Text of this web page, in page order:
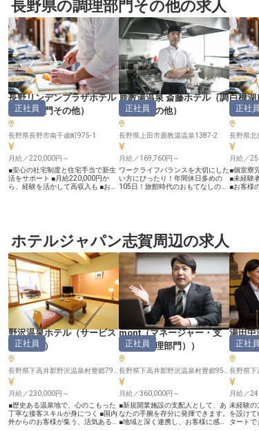
長野県の調理部門その他の求人
長野リンデンプラザホテル
（調理部門その他）
正社員
長野県長野市南千歳町975-1
月給／220,000円～
■安心の社宅制度と住宅手当で新生
活をサポート ■月給220,000円か
ら、経験を活かして高収入も ■お客
まりと終わりを彩るお料理をお届け
するお仕事です。朝食や夜食の仕込
みから調理まで、一つひとつの工程
に心を込め、お客様が笑顔になる瞬
間を想像しながら腕を振るっていた
だきます。 あなたの生み出す温か
い料理が、お客様にとって忘れられ
ない思い出となるよう、私たちと一
緒におもてなしの心で最高の食体験
を創造していきましょう。 ーー
【あなたの経験と情熱が輝く、成長
できる職場】 これまでの調理経験
を存分に活かし、さらに新しい料理
の企画にも挑戦できる環境です。チ
ームワークを大切にし、互いに協力
し合いながら、お客様に喜んでいた
だける料理を追求しています。 社
会保険完備はもちろん、昇給や年2
回の賞与、住宅手当や社宅制度も充
実しており、安心して長く働ける環
境です。あなたの料理への情熱とス
キルを活かし、キャリアアップを目
指しませんか。 ※2026年03月26日
時点の情報です
鹿教湯温泉 斎藤ホテル（調
理部門その他）
正社員
長野県上田市鹿教湯温泉1387-2
月給／169,760円～
ワークライフバランスを大切にした
い方にぴったり！年間休日多めの
105日！旅館時代のおもてなしの心
にスキルアップできる環境が整って
います。昇給にはあなたの努力をし
っかり反映！健やかな体と豊かな心
をつくる「現代湯治」を提供する斎
藤ホテルです。※この求人は2022年
6月14日時点の情報です
白樺湖
部門そ
正社員
月給／
■個室寮
■未経験
■お客様
お客様が
でくださ
品一品
じられ
れや在庫
じてスキ
ーー【
ャリア】
ば、ホ
心くださ
フがマン
あなた
入社3ヶ
完備して
ムーズ
ろん、昇
り、安定
築きた
客様の笑
スキルを
※2026
ホテルジャパン志賀周辺の求人
野沢温泉ホテル（サービス
スタッフ ）
正社員
月給／230,000円～
■歴史ある温泉地で、心のこもった
丁寧な接客スキルが身につく ■国内
外からのお客様が集う、活気ある職
mont（マネージャー・支
配人（管理部門）
）
正社員
月給／360,000円～
■新規開業施設の支配人として、あ
なたの手腕を存分に発揮できます。
■地域と深く連携し、お客様に感動
湯田中
ビスス
正社員
長野県下
月給／
未経験の
を設けて
タートで